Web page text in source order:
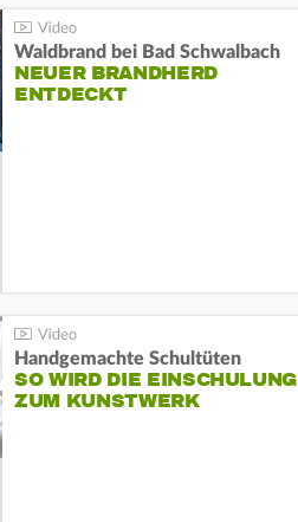
Waldbrand bei Bad Schwalbach
NEUER BRANDHERD
ENTDECKT
Handgemachte Schultüten
SO WIRD DIE EINSCHULUNG
ZUM KUNSTWERK